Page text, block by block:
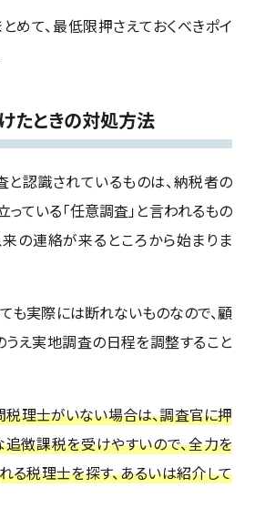
めて、最低限押さえておくべきポイ
たときの対処方法
認識されているものは、納税者の
っている「任意調査」と言われるもの
の連絡が来るところから始まりま
も実際には断れないものなので、顧
え実地調査の日程を調整すること
理士がいない場合は、調査官に押
徴課税を受けやすいので、全力を
る税理士を探す、あるいは紹介して